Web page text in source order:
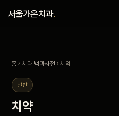
서울가온치과.
진료 안내
홈 › 치과 백과사전 › 치약
일반
치약